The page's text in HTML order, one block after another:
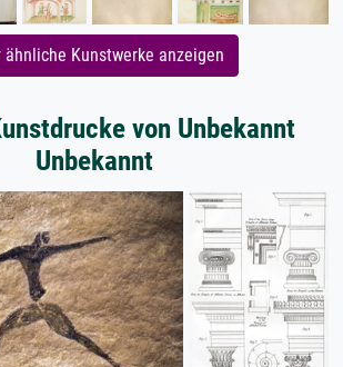
ähnliche Kunstwerke anzeigen
von Unbekannt
Unbekannt